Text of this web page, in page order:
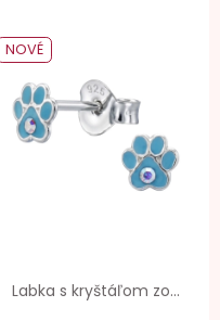
Labka s kryštáľom zo...
NOVÉ